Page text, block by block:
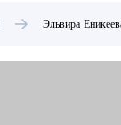
Эльвира